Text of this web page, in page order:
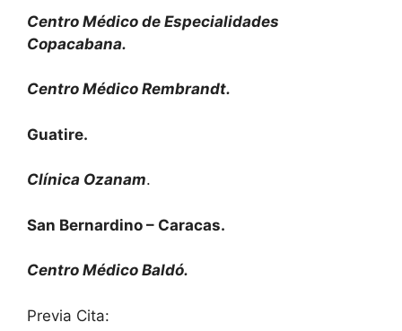
Centro Médico de Especialidades
Copacabana.
Centro Médico Rembrandt.
Guatire.
Clínica Ozanam.
San Bernardino – Caracas.
Centro Médico Baldó.
Previa Cita: